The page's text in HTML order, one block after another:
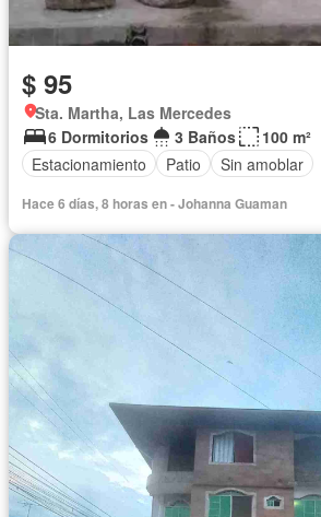
$ 95
Sta. Martha, Las Mercedes
6 Dormitorios
3 Baños
100 m²
Estacionamiento
Patio Sin amoblar
Hace 6 días, 8 horas en - Johanna Guaman